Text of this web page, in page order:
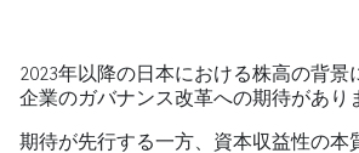
2023年以降の日本における株高の背景
企業のガバナンス改革への期待があり
期待が先行する一方、資本収益性の本